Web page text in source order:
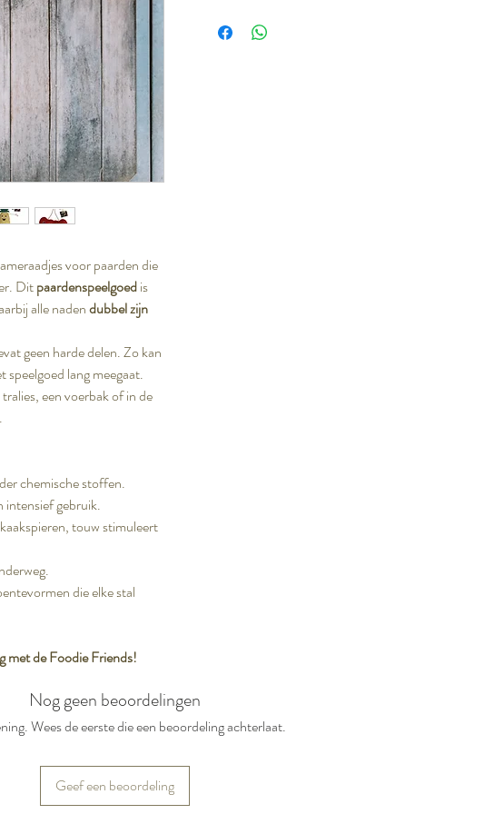
voor paarden die
Ditpaardenspeelgoedis
alle nadendubbel zijn
geen harde delen. Zo kan
speelgoed lang meegaat.
een voerbak of in de
chemische stoffen.
intensief gebruik.
touw stimuleert
die elke stal
met de Foodie Friends!
𝗢𝗻𝗱𝗲𝗿𝘄𝗲𝗴
Nog geen beoordelingen
Wees de eerste die een beoordeling achterlaat.
Geef een beoordeling